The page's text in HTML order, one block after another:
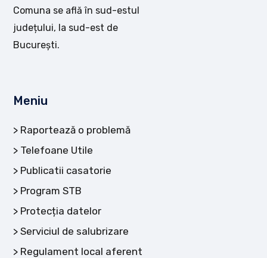
Comuna se află în sud-estul
județului, la sud-est de
București.
Meniu
Raportează o problemă
Telefoane Utile
Publicatii casatorie
Program STB
Protecția datelor
Serviciul de salubrizare
Regulament local aferent